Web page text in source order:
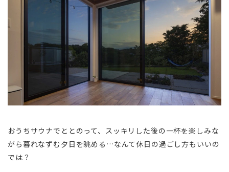
おうちサウナでととのって、スッキリした後の一杯を楽しみな
がら暮れなずむ夕日を眺める…なんて休日の過ごし方もいいの
では？